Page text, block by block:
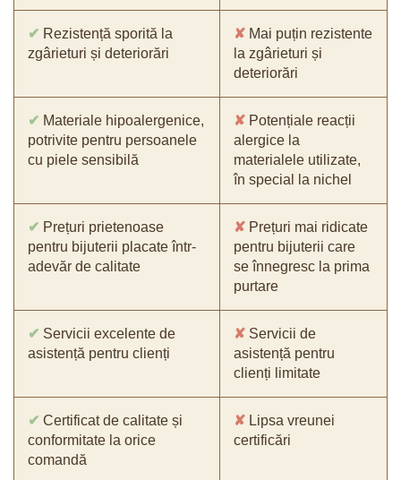
✔ Rezistență sporită la
zgârieturi și deteriorări
✘ Mai puțin rezistente
la zgârieturi și
deteriorări
✔ Materiale hipoalergenice,
potrivite pentru persoanele
cu piele sensibilă
✘ Potențiale reacții
alergice la
materialele utilizate,
în special la nichel
✔ Prețuri prietenoase
pentru bijuterii placate într-
adevăr de calitate
✘ Prețuri mai ridicate
pentru bijuterii care
se înnegresc la prima
purtare
✔ Servicii excelente de
asistență pentru clienți
✘ Servicii de
asistență pentru
clienți limitate
✔ Certificat de calitate și
conformitate la orice
comandă
✘ Lipsa vreunei
certificări